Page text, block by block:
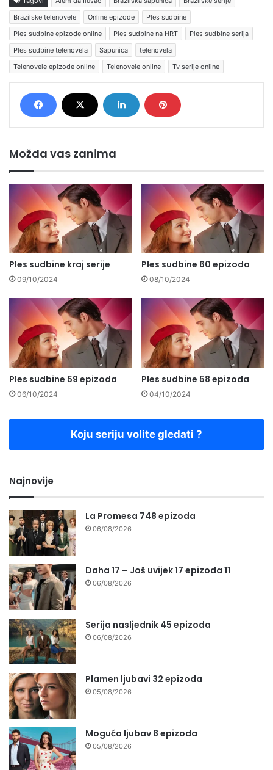
Brazilske telenovele
Online epizode
Ples sudbine
Ples sudbine epizode online
Ples sudbine na HRT
Ples sudbine serija
Ples sudbine telenovela
Sapunica
telenovela
Telenovele epizode online
Telenovele online Tv serije online
Možda vas zanima
Ples sudbine kraj serije
09/10/2024
Ples sudbine 60 epizoda
08/10/2024
Ples sudbine 59 epizoda
06/10/2024
Ples sudbine 58 epizoda
04/10/2024
Koju seriju volite gledati ?
Najnovije
La Promesa 748 epizoda
06/08/2026
Daha 17 – Još uvijek 17 epizoda 11
06/08/2026
Serija nasljednik 45 epizoda
06/08/2026
Plamen ljubavi 32 epizoda
05/08/2026
Moguća ljubav 8 epizoda
05/08/2026